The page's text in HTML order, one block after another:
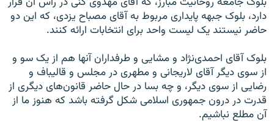
دارد، بلوک جبهه پایداری مربوط به آقای مصباح یزدی، که این دو
حاضر نیستند یک لیست واحد برای انتخابات ارائه کنند.
بلوک آقای احمدی‌نژاد و مشایی و طرفداران آنها هم از یک سو و
از سوی دیگر آقای لاریجانی و مطهری در مجلس و قالیباف و
رضایی از سوی دیگر، و چه بسا در حال حاضر قانون‌های دیگری از
قدرت در درون جمهوری اسلامی شکل گرفته باشد که هنوز ما از
آن مطلع نباشیم.